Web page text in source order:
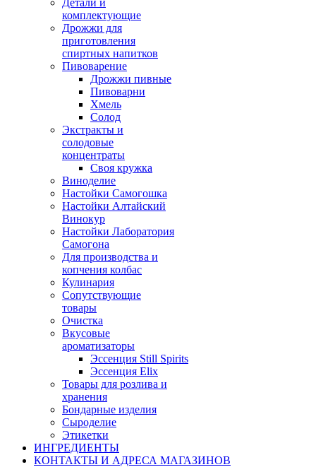
Детали и
комплектующие
Дрожжи для
приготовления
спиртных напитков
Пивоварение
Дрожжи пивные
Пивоварни
Хмель
Солод
Экстракты и
солодовые
концентраты
Своя кружка
Виноделие
Настойки Самогошка
Настойки Алтайский
Винокур
Настойки Лаборатория
Самогона
Для производства и
копчения колбас
Кулинария
Сопутствующие
товары
Очистка
Вкусовые
ароматизаторы
Эссенция Still Spirits
Эссенция Elix
Товары для розлива и
хранения
Бондарные изделия
Cыроделие
Этикетки
ИНГРЕДИЕНТЫ
КОНТАКТЫ И АДРЕСА МАГАЗИНОВ